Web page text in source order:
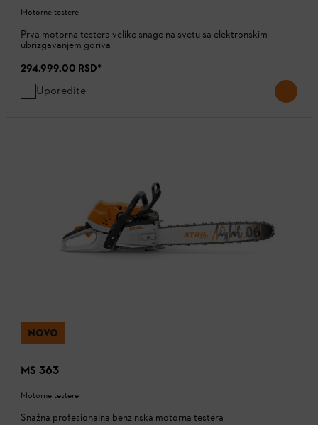
Motorne testere
Prva motorna testera velike snage na svetu sa elektronskim
ubrizgavanjem goriva
294.999,00 RSD*
Uporedite
NOVO
MS 363
Motorne testere
Snažna profesionalna benzinska motorna testera